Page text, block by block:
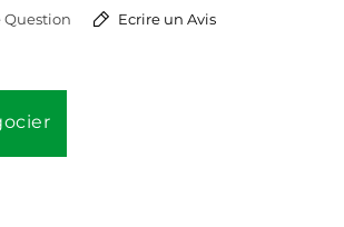
Question Ecrire un Avis